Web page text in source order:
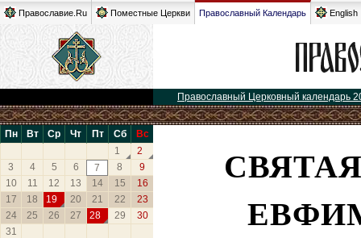
Православие.Ru Поместные Церкви Православный Календарь English
Православный Церковный календарь
Пн Вт Ср Чт Пт Сб
Вс
1
2
3
4 5 6 7 8
9
10
11 12 13 14 15
16
17
18 19 20 21 22
23
24
25 26 27 28 29
30
31